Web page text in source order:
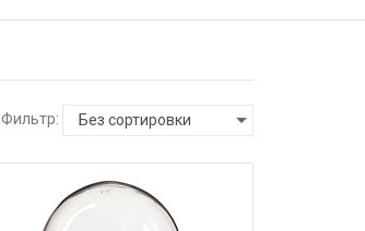
Фильтр: Без сортировки